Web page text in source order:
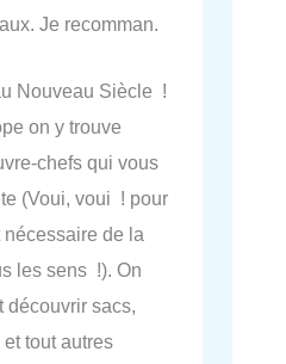
Je recomman.
Nouveau Siècle !
on y trouve
chefs qui vous
(Voui, voui ! pour
de la
les sens !). On
découvrir sacs,
tout autres